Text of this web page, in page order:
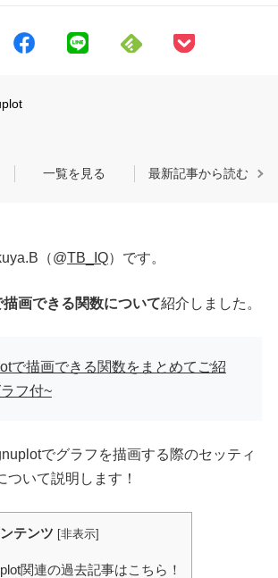
一覧を見る 最新記事から読む
（@TB_IQ）です。
画できる関数について紹介しました。
で描画できる関数をまとめてご紹
フ付~
でグラフを描画する際のセッティ
ついて説明します！
テンツ [非表示]
関連の過去記事はこちら！